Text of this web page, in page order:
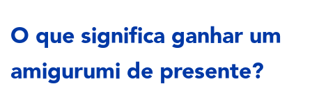
O que significa ganhar um
amigurumi de presente?